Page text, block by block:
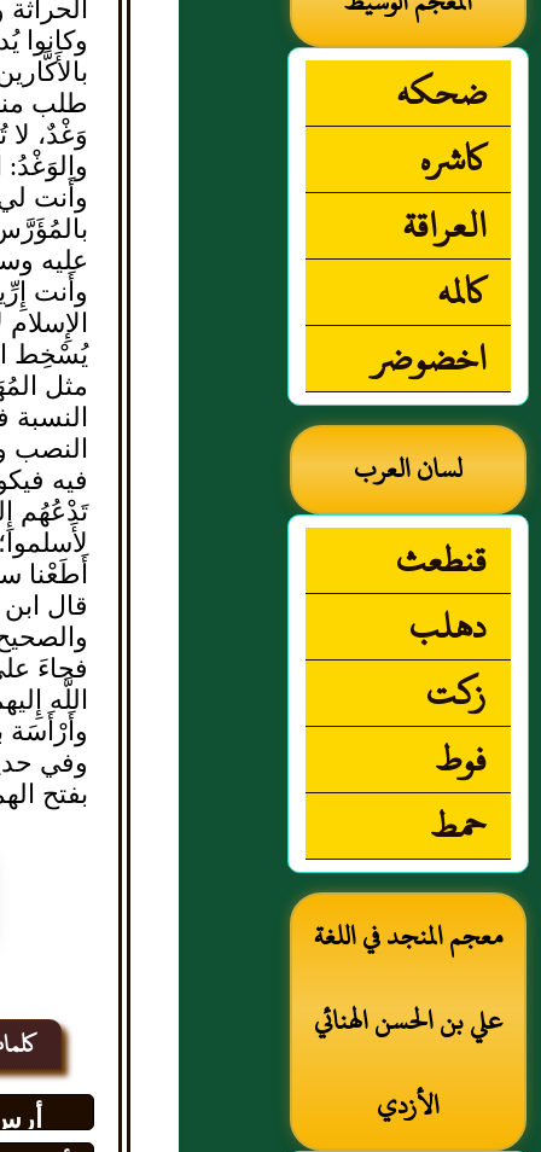
ضحكه
كاشره
العراقة
كالمه
اخضوضر
لسان العرب
قنطعث
دهلب
زكت
فوط
حمط
معجم المنجد في اللغة
علي بن الحسن الهنائي
الأزدي
وكانوا
طلب
وَغْدٌ،
وأَنت
عليه
وأَنت
يُسْخِط
مثل
النصب
فيه
تَدْعُهُم
أَطَعْنا
قال
فجاءَ
اللَّه
وفي
بفتح